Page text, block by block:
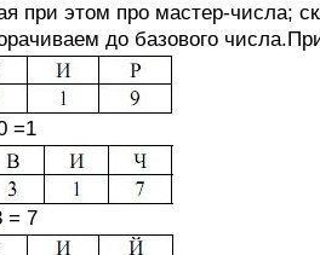
при этом про мастер-числа;
до базового
=1
= 7